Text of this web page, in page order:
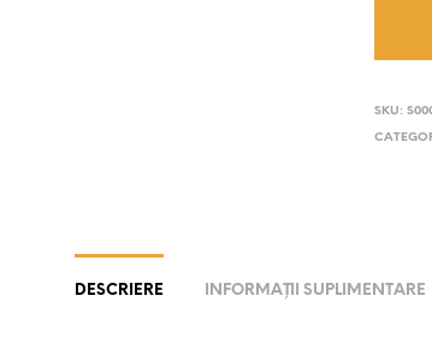
SKU:
DESCRIERE INFORMAȚII SUPLIMENTARE